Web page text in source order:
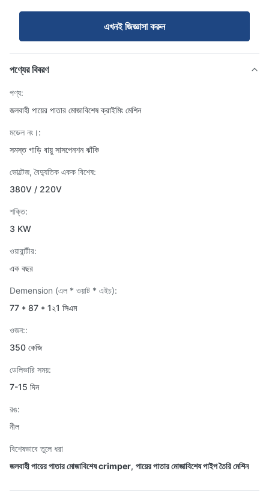
এখনই জিজ্ঞাসা করুন
পণ্যের বিবরণ
পণ্য:
জলবাহী পায়ের পাতার মোজাবিশেষ ক্রাইমিং মেশিন
মডেল নং।:
সমস্ত গাড়ি বায়ু সাসপেনশন ঝাঁকি
ভোল্টেজ, বৈদ্যুতিক একক বিশেষ:
380V / 220V
শক্তি:
3 KW
ওয়ারান্টীর:
এক বছর
Demension (এল * ওয়াট * এইচ):
77 * 87 * 1২1 সিএম
ওজন::
350 কেজি
ডেলিভারি সময়:
7-15 দিন
রঙ:
নীল
বিশেষভাবে তুলে ধরা
জলবাহী পায়ের পাতার মোজাবিশেষ crimper, পায়ের পাতার মোজাবিশেষ পাইপ তৈরি মেশিন